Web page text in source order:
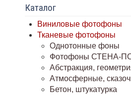
Каталог
Виниловые фотофоны
Тканевые фотофоны
Однотонные фоны
Фотофоны СТЕНА-
Абстракция,
Атмосферные,
Бетон, штукатурка